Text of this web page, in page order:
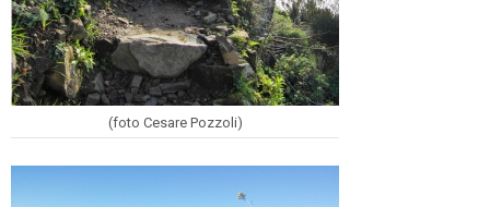
(foto Cesare Pozzoli)